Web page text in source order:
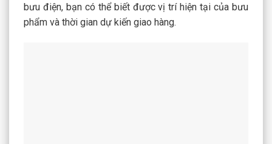
bưu điện, bạn có thể biết được vị trí hiện tại của bưu
phẩm và thời gian dự kiến giao hàng.